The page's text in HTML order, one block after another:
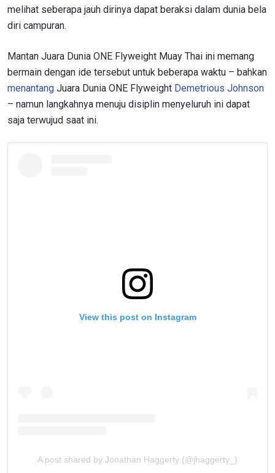
melihat seberapa jauh dirinya dapat beraksi dalam dunia bela
diri campuran.
Mantan Juara Dunia ONE Flyweight Muay Thai ini memang
bermain dengan ide tersebut untuk beberapa waktu – bahkan
menantang Juara Dunia ONE Flyweight Demetrious Johnson
– namun langkahnya menuju disiplin menyeluruh ini dapat
saja terwujud saat ini.
View this post on Instagram
A post shared by Jonathan Haggerty (@jhaggerty_)